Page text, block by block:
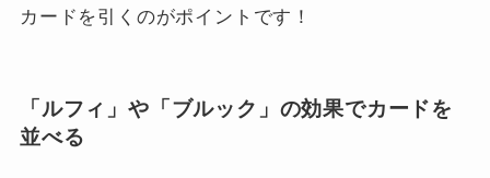
カードを引くのがポイントです！
「ルフィ」や「ブルック」の効果でカードを
並べる